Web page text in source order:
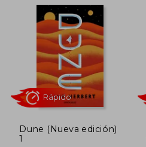
25%
dcto. S/ 44,25
Dune (Nueva edición)
1